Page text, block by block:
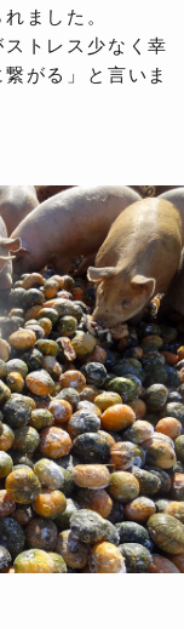
ました。
トレス少なく幸
がる」と言いま